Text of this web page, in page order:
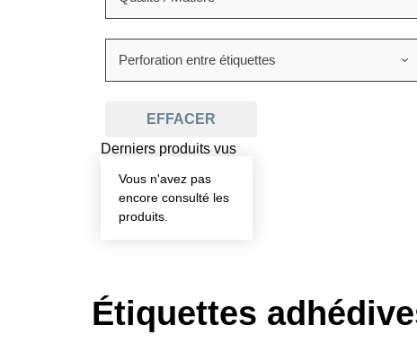
EFFACER
Derniers produits vus
Vous n'avez pas
encore consulté les
produits.
Étiquettes